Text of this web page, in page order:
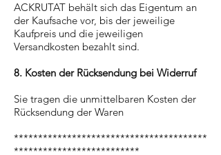
ACKRUTAT behält sich das Eigentum an
der Kaufsache vor, bis der jeweilige
Kaufpreis und die jeweiligen
Versandkosten bezahlt sind.
8. Kosten der Rücksendung bei Widerruf
Sie tragen die unmittelbaren Kosten der
Rücksendung der Waren
****************************************
**************************